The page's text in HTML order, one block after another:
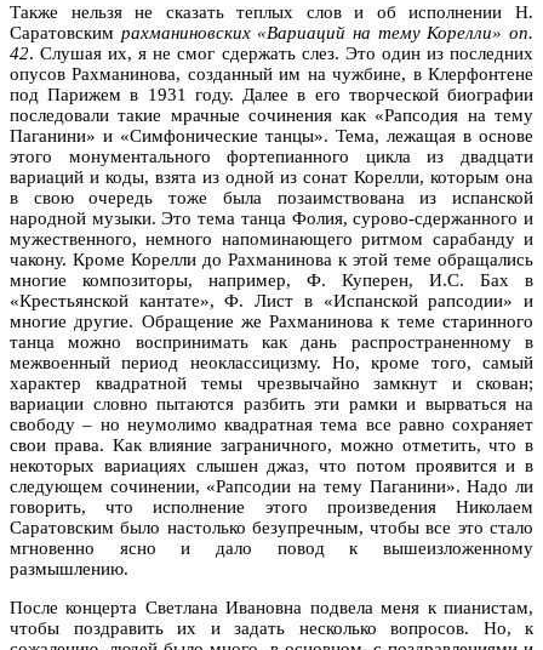
Также нельзя не сказать теплых слов и об исполнении Н.
Саратовским рахманиновских «Вариаций на тему Корелли» оп.
42. Слушая их, я не смог сдержать слез. Это один из последних
опусов Рахманинова, созданный им на чужбине, в Клерфонтене
под Парижем в 1931 году. Далее в его творческой биографии
последовали такие мрачные сочинения как «Рапсодия на тему
Паганини» и «Симфонические танцы». Тема, лежащая в основе
этого монументального фортепианного цикла из двадцати
вариаций и коды, взята из одной из сонат Корелли, которым она
в свою очередь тоже была позаимствована из испанской
народной музыки. Это тема танца Фолия, сурово-сдержанного и
мужественного, немного напоминающего ритмом сарабанду и
чакону. Кроме Корелли до Рахманинова к этой теме обращались
многие композиторы, например, Ф. Куперен, И.С. Бах в
«Крестьянской кантате», Ф. Лист в «Испанской рапсодии» и
многие другие. Обращение же Рахманинова к теме старинного
танца можно воспринимать как дань распространенному в
межвоенный период неоклассицизму. Но, кроме того, самый
характер квадратной темы чрезвычайно замкнут и скован;
вариации словно пытаются разбить эти рамки и вырваться на
свободу – но неумолимо квадратная тема все равно сохраняет
свои права. Как влияние заграничного, можно отметить, что в
некоторых вариациях слышен джаз, что потом проявится и в
следующем сочинении, «Рапсодии на тему Паганини». Надо ли
говорить, что исполнение этого произведения Николаем
Саратовским было настолько безупречным, чтобы все это стало
мгновенно ясно и дало повод к вышеизложенному
размышлению.
После концерта Светлана Ивановна подвела меня к пианистам,
чтобы поздравить их и задать несколько вопросов. Но, к